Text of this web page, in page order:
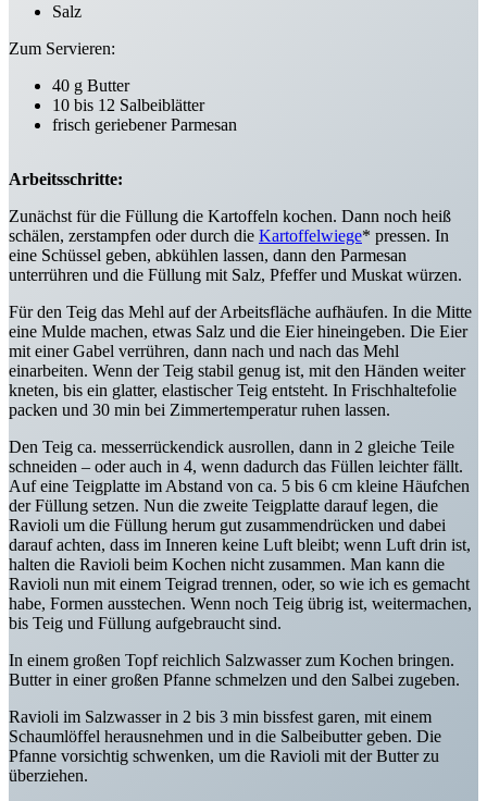
Salz
Zum Servieren:
40 g Butter
10 bis 12 Salbeiblätter
frisch geriebener Parmesan
Arbeitsschritte:
Zunächst für die Füllung die Kartoffeln kochen. Dann noch heiß
schälen, zerstampfen oder durch die Kartoffelwiege* pressen. In
eine Schüssel geben, abkühlen lassen, dann den Parmesan
unterrühren und die Füllung mit Salz, Pfeffer und Muskat würzen.
Für den Teig das Mehl auf der Arbeitsfläche aufhäufen. In die Mitte
eine Mulde machen, etwas Salz und die Eier hineingeben. Die Eier
mit einer Gabel verrühren, dann nach und nach das Mehl
einarbeiten. Wenn der Teig stabil genug ist, mit den Händen weiter
kneten, bis ein glatter, elastischer Teig entsteht. In Frischhaltefolie
packen und 30 min bei Zimmertemperatur ruhen lassen.
Den Teig ca. messerrückendick ausrollen, dann in 2 gleiche Teile
schneiden – oder auch in 4, wenn dadurch das Füllen leichter fällt.
Auf eine Teigplatte im Abstand von ca. 5 bis 6 cm kleine Häufchen
der Füllung setzen. Nun die zweite Teigplatte darauf legen, die
Ravioli um die Füllung herum gut zusammendrücken und dabei
darauf achten, dass im Inneren keine Luft bleibt; wenn Luft drin ist,
halten die Ravioli beim Kochen nicht zusammen. Man kann die
Ravioli nun mit einem Teigrad trennen, oder, so wie ich es gemacht
habe, Formen ausstechen. Wenn noch Teig übrig ist, weitermachen,
bis Teig und Füllung aufgebraucht sind.
In einem großen Topf reichlich Salzwasser zum Kochen bringen.
Butter in einer großen Pfanne schmelzen und den Salbei zugeben.
Ravioli im Salzwasser in 2 bis 3 min bissfest garen, mit einem
Schaumlöffel herausnehmen und in die Salbeibutter geben. Die
Pfanne vorsichtig schwenken, um die Ravioli mit der Butter zu
überziehen.